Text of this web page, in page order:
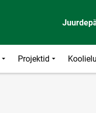
Projektid Koolielu